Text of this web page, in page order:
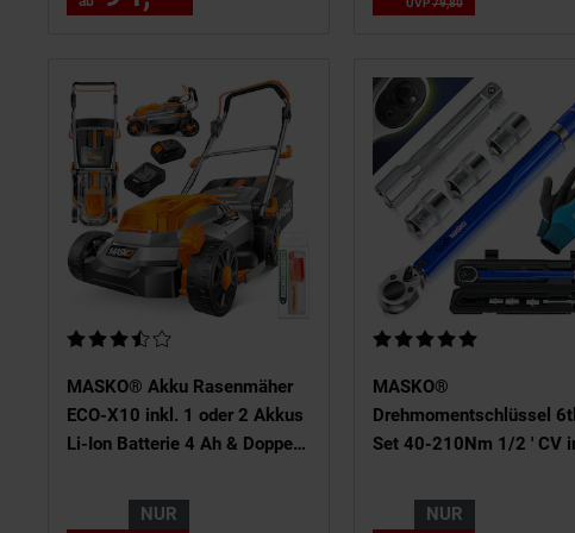
inkl. Arbeitshandschuhe
MASKO® Akku Rasenmäher
ECO-X10 inkl. 1 oder 2 Akkus
Li-Ion Batterie 4 Ah & Doppel-
25-75mm
Kundenbewertung: 3,52 von 5 Sternen
NUR
MASKO®
Drehmomentschlüssel
Set 40-210Nm 1/2 ' CV
21mm und Verlängerung
Kundenbewertung: 5 von
NUR